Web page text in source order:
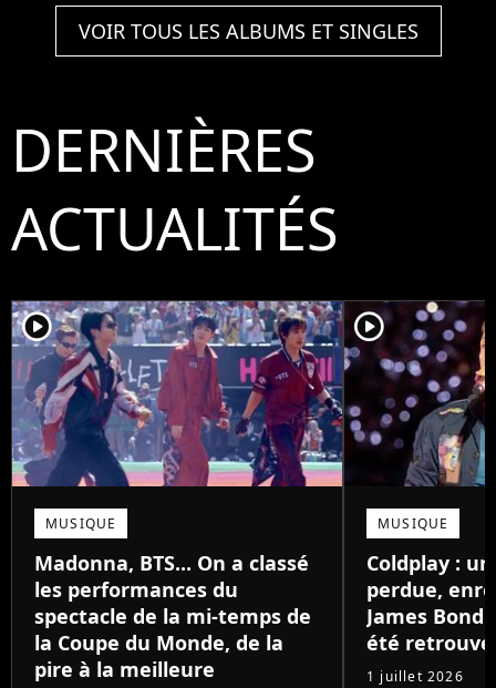
VOIR TOUS LES ALBUMS ET SINGLES
DERNIÈRES
ACTUALITÉS
player2
MUSIQUE
Madonna, BTS... On a classé
les performances du
spectacle de la mi-temps de
la Coupe du Monde, de la
pire à la meilleure
player2
MUSIQUE
Coldplay :
perdue,
James Bond
été
1 juillet 2026